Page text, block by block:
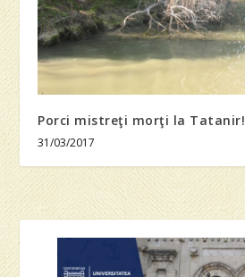
Porci mistreţi morţi la Tatanir!
31/03/2017